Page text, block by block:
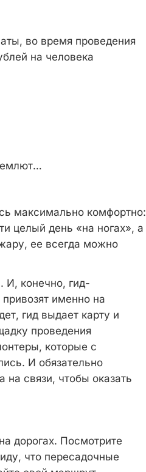
во время проведения
на человека
максимально комфортно:
целый день «на ногах», а
ее всегда можно
И, конечно, гид-
именно на
гид выдает карту и
проведения
которые с
И обязательно
на связи, чтобы оказать
дорогах. Посмотрите
что пересадочные